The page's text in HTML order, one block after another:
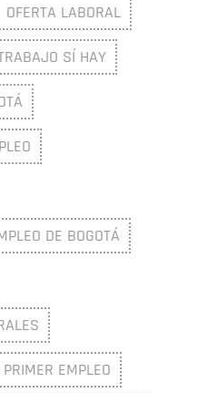
OFERTA LABORAL
SÍ HAY
DE BOGOTÁ
PRIMER EMPLEO